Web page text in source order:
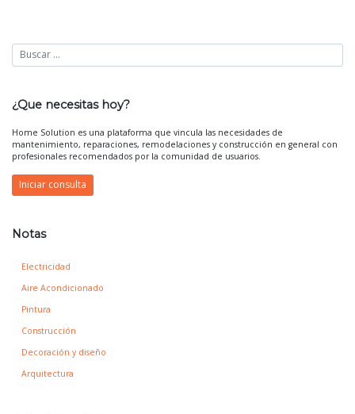
¿Que necesitas hoy?
Home Solution es una plataforma que vincula las necesidades de
mantenimiento, reparaciones, remodelaciones y construcción en general con
profesionales recomendados por la comunidad de usuarios.
Iniciar consulta
Notas
Electricidad
Aire Acondicionado
Pintura
Construcción
Decoración y diseño
Arquitectura